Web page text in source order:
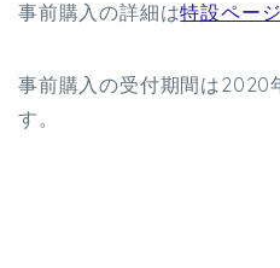
事前購入の詳細は特設ページ
事前購入の受付期間は2020
す。